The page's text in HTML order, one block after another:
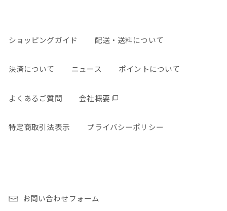
ショッピングガイド 配送・送料について
決済について ニュース ポイントについて
よくあるご質問 会社概要
特定商取引法表示 プライバシーポリシー
お問い合わせフォーム